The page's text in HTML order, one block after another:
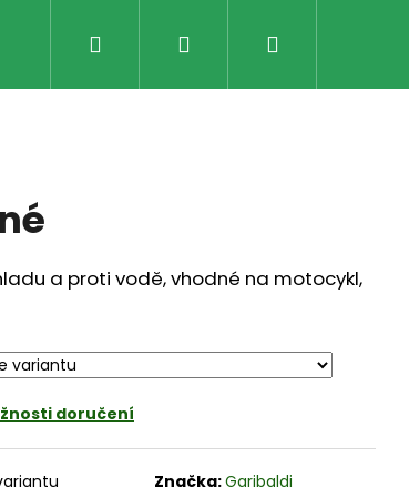
Obchodní Podmínky
Přihlášení
a proti vodě, vhodné na motocykl,
doručení
Značka:Garibaldi